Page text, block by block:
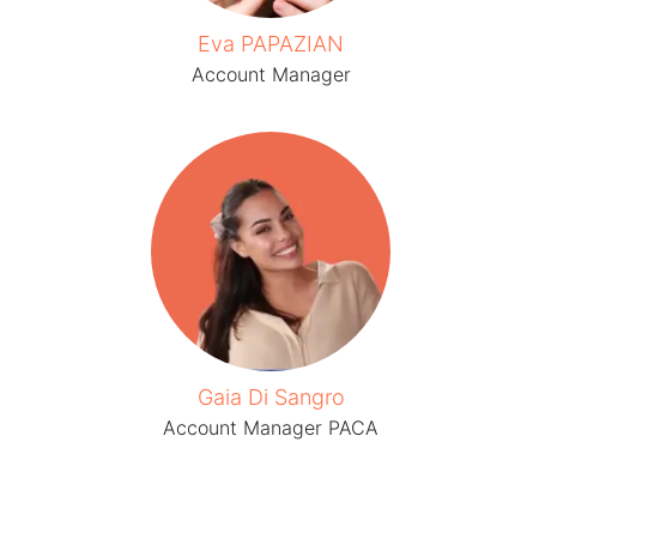
Eva PAPAZIAN
Account Manager
Gaia Di Sangro
Account Manager PACA